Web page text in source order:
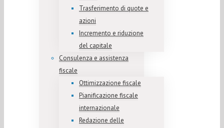
Trasferimento di quote e
azioni
Incremento e riduzione
del capitale
Consulenza e assistenza
fiscale
Ottimizzazione fiscale
Pianificazione fiscale
internazionale
Redazione delle